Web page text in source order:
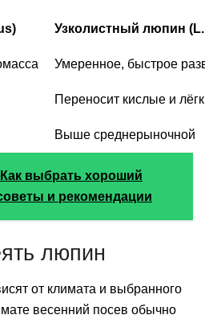
Узколистный люпин
Умеренное, быстрое
Переносит кислые и
Выше среднерыночной
Как выбрать хороший
и рекомендации
люпин
от климата и выбранного
весенний посев обычно